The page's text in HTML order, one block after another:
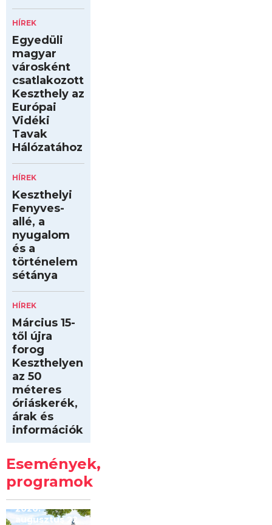
HÍREK
Egyedüli
magyar
városként
csatlakozott
Keszthely az
Európai
Vidéki
Tavak
Hálózatához
HÍREK
Keszthelyi
Fenyves-
allé, a
nyugalom
és a
történelem
sétánya
HÍREK
Március 15-
től újra
forog
Keszthelyen
az 50
méteres
óriáskerék,
árak és
információk
Események,
programok
Kilóméterek
2026
2026.
augusztus 22